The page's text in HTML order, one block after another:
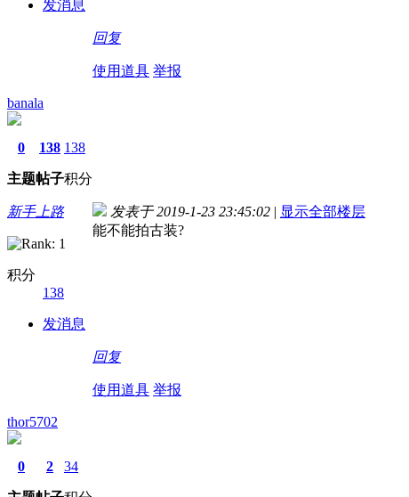
发消息
回复
使用道具 举报
banala
0
主题
138
帖子
138
积分
新手上路
积分
138
发消息
发表于 2019-1-23 23:45:02 | 显示全部楼层
能不能拍古装?
回复
使用道具 举报
thor5702
0 2 34